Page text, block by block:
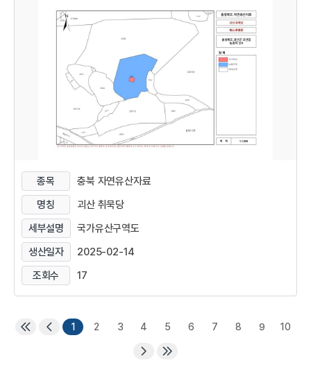
종목
충북 자연유산자료
명칭
괴산 취묵당
세부설명
국가유산구역도
생산일자
2025-02-14
조회수
17
1 2 3 4 5 6 7 8 9 10